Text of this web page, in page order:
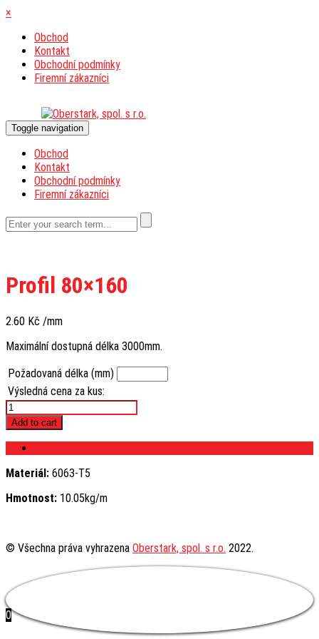
×
Obchod
Kontakt
Obchodní podmínky
Firemní zákazníci
Toggle navigation
Obchod
Kontakt
Obchodní podmínky
Firemní zákazníci
Profil 80×160
2.60 Kč /mm
Maximální dostupná délka 3000mm.
Požadovaná délka (mm)
Výsledná cena za kus:
Profil
80x160
quantity
Add to cart
Materiál: 6063-T5
Hmotnost: 10.05kg/m
© Všechna práva vyhrazena Oberstark, spol. s r.o. 2022.
0